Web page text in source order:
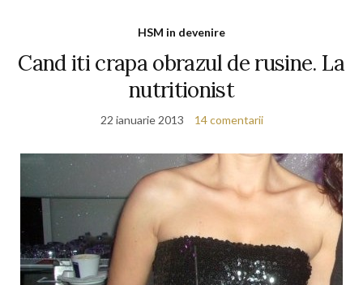
HSM in devenire
Cand iti crapa obrazul de rusine. La
nutritionist
22 ianuarie 2013 14 comentarii